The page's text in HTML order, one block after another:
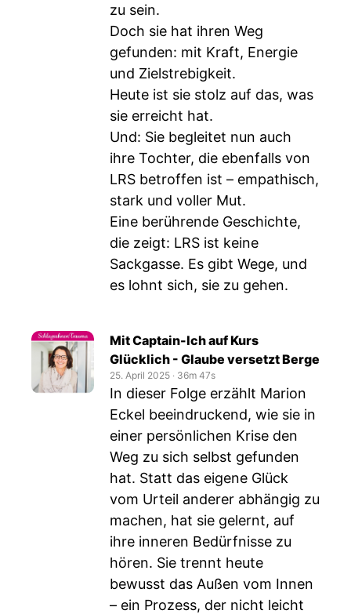
zu sein.
Doch sie hat ihren Weg
gefunden: mit Kraft, Energie
und Zielstrebigkeit.
Heute ist sie stolz auf das, was
sie erreicht hat.
Und: Sie begleitet nun auch
ihre Tochter, die ebenfalls von
LRS betroffen ist – empathisch,
stark und voller Mut.
Eine berührende Geschichte,
die zeigt: LRS ist keine
Sackgasse. Es gibt Wege, und
es lohnt sich, sie zu gehen.
Mit Captain-Ich auf Kurs
Glücklich - Glaube versetzt Berge
25. April 2025 ‧ 36m 47s
In dieser Folge erzählt Marion
Eckel beeindruckend, wie sie in
einer persönlichen Krise den
Weg zu sich selbst gefunden
hat. Statt das eigene Glück
vom Urteil anderer abhängig zu
machen, hat sie gelernt, auf
ihre inneren Bedürfnisse zu
hören. Sie trennt heute
bewusst das Außen vom Innen
– ein Prozess, der nicht leicht